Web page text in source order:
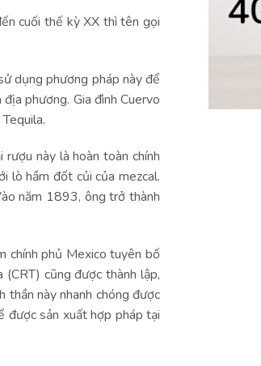
cuối thế kỳ XX thì tên gọi
dụng phương pháp này để
phương. Gia đình Cuervo
này là hoàn toàn chính
lò hầm đốt củi của mezcal.
năm 1893, ông trở thành
chính phủ Mexico tuyên bố
cũng được thành lập,
thần này nhanh chóng được
được sản xuất hợp pháp tại